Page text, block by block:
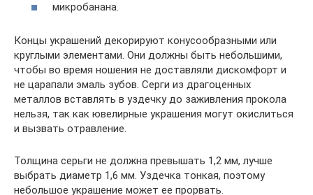
микробанана.
Концы украшений декорируют конусообразными или
круглыми элементами. Они должны быть небольшими,
чтобы во время ношения не доставляли дискомфорт и
не царапали эмаль зубов. Серги из драгоценных
металлов вставлять в уздечку до заживления прокола
нельзя, так как ювелирные украшения могут окислиться
и вызвать отравление.
Толщина серьги не должна превышать 1,2 мм, лучше
выбрать диаметр 1,6 мм. Уздечка тонкая, поэтому
небольшое украшение может ее прорвать.